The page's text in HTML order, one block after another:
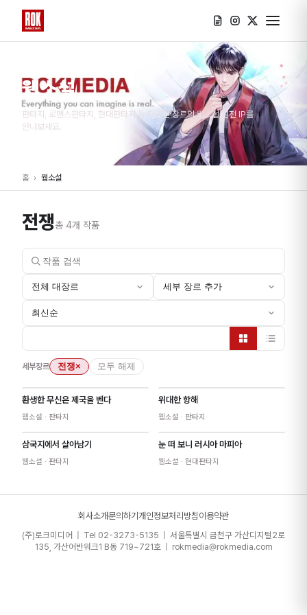
웹소설
판타지, 로맨스판타지, 현대판타지 등 다양한 장르의 웹소설 원천 IP를
만나보세요.
홈 › 웹소설
전쟁총 4개 작품
전체 대장르 세부 장르 추가
최신순
세부장르 전쟁× 모두 해제
환생한 무신은 제국을 벤다
웹소설 · 판타지
위대한 항해
웹소설 · 판타지
삼국지에서 살아남기
웹소설 · 판타지
눈 떠 보니 러시아 마피아
웹소설 · 현대판타지
회사소개문의하기 개인정보처리방침 이용약관
(주)로크미디어 | Tel 02-3273-5135 | 서울특별시 금천구 가산디지털2로
135, 가산어반워크1 B동 719~721호 | rokmedia@rokmedia.com